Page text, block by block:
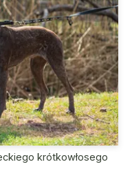
krótkowłosego